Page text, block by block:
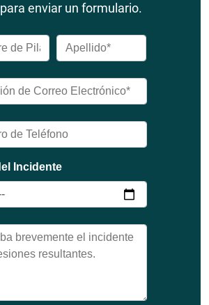
para enviar un formulario.